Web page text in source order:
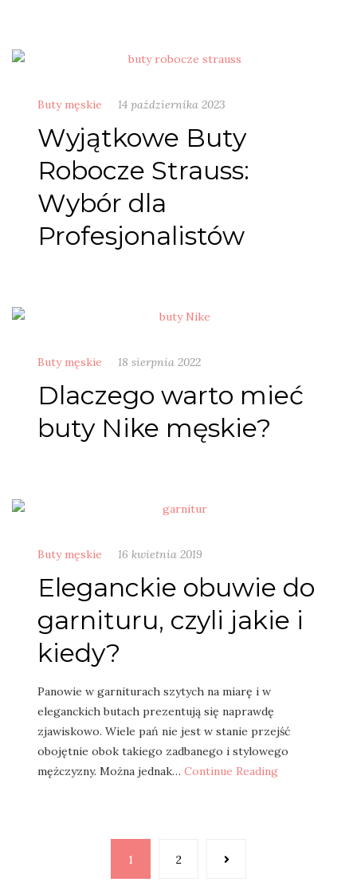
Buty męskie 14 października 2023
Wyjątkowe Buty
Robocze Strauss:
Wybór dla
Profesjonalistów
Buty męskie 18 sierpnia 2022
Dlaczego warto mieć
buty Nike męskie?
Buty męskie 16 kwietnia 2019
Eleganckie obuwie do
garnituru, czyli jakie i
kiedy?
Panowie w garniturach szytych na miarę i w
eleganckich butach prezentują się naprawdę
zjawiskowo. Wiele pań nie jest w stanie przejść
obojętnie obok takiego zadbanego i stylowego
mężczyzny. Można jednak… Continue Reading
Stronicowanie
1 2